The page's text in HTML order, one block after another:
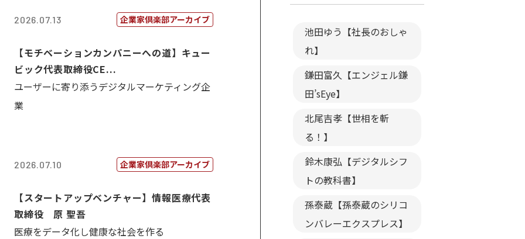
2026.07.13 企業家倶楽部アーカイブ
【モチベーションカンパニーへの道】キュー
ビック代表取締役CE...
ユーザーに寄り添うデジタルマーケティング企
業
2026.07.10 企業家倶楽部アーカイブ
【スタートアップベンチャー】情報医療代表
取締役 原 聖吾
医療をデータ化し健康な社会を作る
池田ゆう【社長のおしゃ
れ】
鎌田富久【エンジェル鎌
田’sEye】
北尾吉孝【世相を斬
る！】
鈴木康弘【デジタルシフ
トの教科書】
孫泰蔵【孫泰蔵のシリコ
ンバレーエクスプレス】